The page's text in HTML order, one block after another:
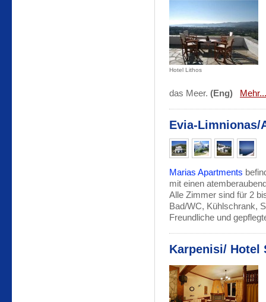
Hotel Lithos
das Meer. (Eng) Mehr...
Evia-Limnionas/
Marias Apartments
mit einen
Alle Zimmer sind für 2
Bad/WC, Kühlschrank,
Freundliche und
Karpenisi/ Hotel